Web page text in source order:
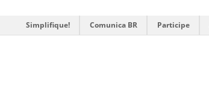
Simplifique! Comunica BR Participe